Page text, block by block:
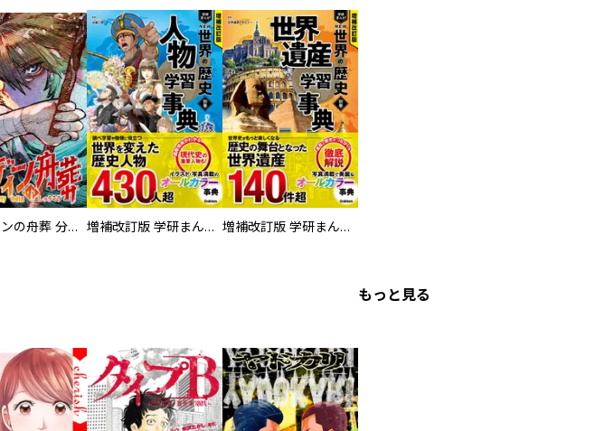
オーディンの舟葬 分冊版 増補改訂版 学研まんが NEW世界の歴史 別巻 人物学習事典 増補改訂版 学研まんが NEW世界の歴史 別巻 世界遺産学習事典
もっと見る